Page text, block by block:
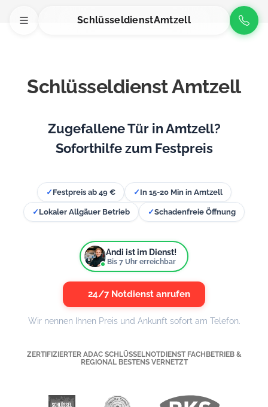
SchlüsseldienstAmtzell
Schlüsseldienst Amtzell
Zugefallene Tür in Amtzell?
Soforthilfe zum Festpreis
✓ Festpreis ab 49 € ✓ In 15-20 Min in Amtzell
✓ Lokaler Allgäuer Betrieb ✓Schadenfreie Öffnung
Andi ist im Dienst!
Bis 7Uhr erreichbar
24/7 Notdienst anrufen
Wir nennen Ihnen Preis und Ankunft sofort am Telefon.
ZERTIFIZIERTER ADAC SCHLÜSSELNOTDIENST FACHBETRIEB &
REGIONAL BESTENS VERNETZT